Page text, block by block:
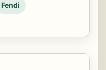
Fendi